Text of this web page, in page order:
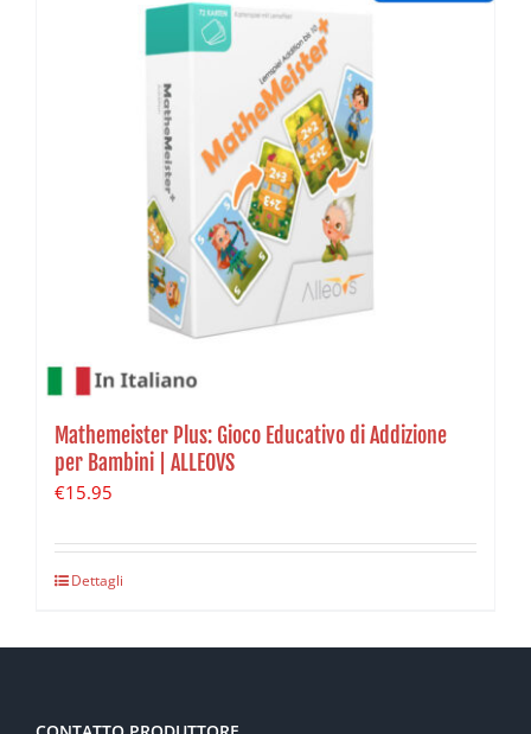
Mathemeister Plus: Gioco Educativo di Addizione
per Bambini | ALLEOVS
€15.95
Dettagli